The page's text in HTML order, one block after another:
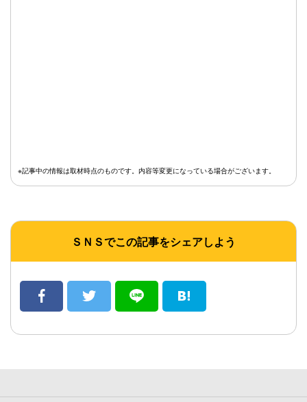
※記事中の情報は取材時点のものです。内容等変更になっている場合がございます。
ＳＮＳでこの記事をシェアしよう